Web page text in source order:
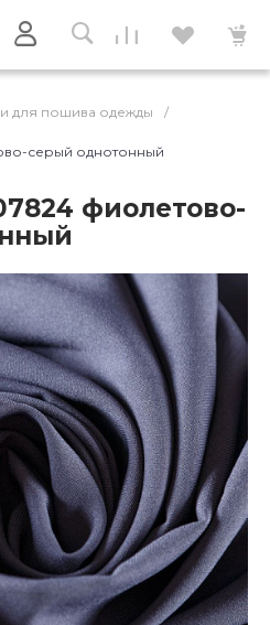
для пошива одежды
/
серый однотонный
фиолетово-